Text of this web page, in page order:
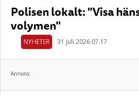
Polisen lokalt: "Visa
volymen"
NYHETER 31 juli 2026 07.17
Annons: